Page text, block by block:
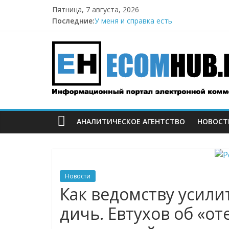
Пятница, 7 августа, 2026
Последние:У меня и справка есть
Wildberries начал выносить логистику
И тут я во всём белом — Wildberries
БПЛА снова атаковали склад
ECOMHUB
—
о
E-
Commerce,
АНАЛИТИЧЕСКОЕ АГЕНТСТВО
Новости
Как ведомству
дичь. Евтухов об